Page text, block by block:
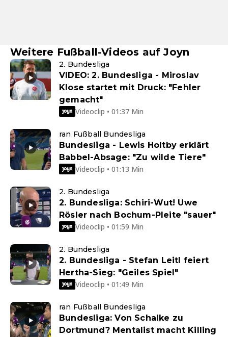
Weitere Fußball-Videos auf Joyn
2. Bundesliga
VIDEO: 2. Bundesliga - Miroslav
Klose startet mit Druck: "Fehler
gemacht"
Videoclip • 01:37 Min
ran Fußball Bundesliga
Bundesliga - Lewis Holtby erklärt
Babbel-Absage: "Zu wilde Tiere"
Videoclip • 01:13 Min
2. Bundesliga
2. Bundesliga: Schiri-Wut! Uwe
Rösler nach Bochum-Pleite "sauer"
Videoclip • 01:59 Min
2. Bundesliga
2. Bundesliga - Stefan Leitl feiert
Hertha-Sieg: "Geiles Spiel"
Videoclip • 01:49 Min
ran Fußball Bundesliga
Bundesliga: Von Schalke zu
Dortmund? Mentalist macht Killing